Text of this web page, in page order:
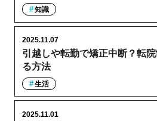
知識
引越しや転勤で矯正中断？転
る方法
2025.11.07
生活
2025.11.01